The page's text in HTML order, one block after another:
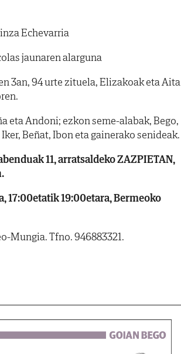
Echevarria
jaunaren alarguna
3an, 94 urte zituela, Elizakoak eta Aita
eta Andoni; ezkon seme-alabak, Bego,
Beñat, Ibon eta gainerako senideak.
11, arratsaldeko ZAZPIETAN,
17:00etatik 19:00etara, Bermeoko
Mungia. Tfno. 946883321.